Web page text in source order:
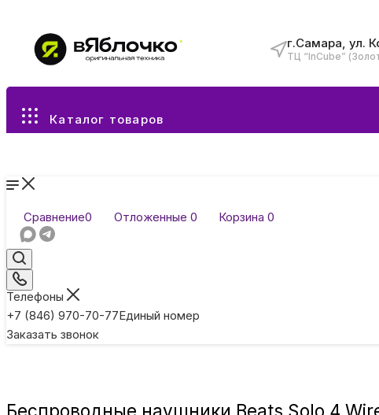
г.Самара, ул.
ТЦ “InCube”
Каталог товаров
Сравнение0 Отложенные 0 Корзина 0
Телефоны
+7 (846) 970-70-77Единый номер
Заказать звонок
Все разделы каталога
Беспроводные наушники Beats Solo 4